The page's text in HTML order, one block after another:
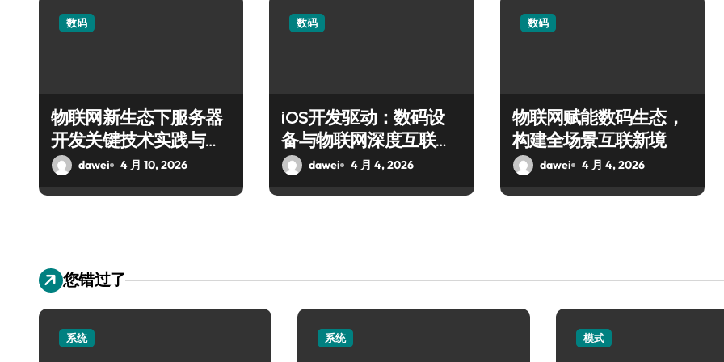
数码
物联网新生态下服务器
开发关键技术实践与突
破
dawei 4 月 10, 2026
数码
iOS开发驱动：数码设
备与物联网深度互联新
实践dawei 4 月 4, 2026
数码
物联网赋能数码生态，
构建全场景互联新境
dawei 4 月 4, 2026
您错过了
系统 系统 模式